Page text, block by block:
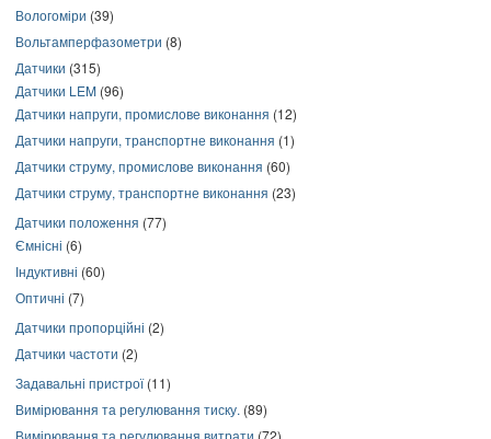
Вологоміри (39)
Вольтамперфазометри (8)
Датчики (315)
Датчики LEM (96)
Датчики напруги, промислове виконання (12)
Датчики напруги, транспортне виконання (1)
Датчики струму, промислове виконання (60)
Датчики струму, транспортне виконання (23)
Датчики положення (77)
Ємнісні (6)
Індуктивні (60)
Оптичні (7)
Датчики пропорційні (2)
Датчики частоти (2)
Задавальні пристрої(11)
Вимірювання та регулювання тиску. (89)
Вимірювання та регулювання витрати (72)